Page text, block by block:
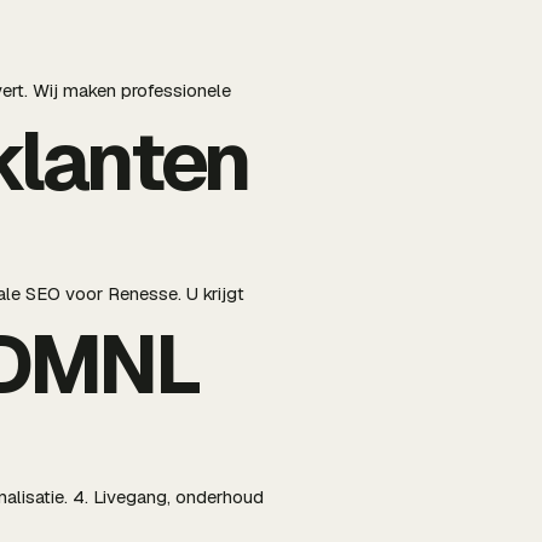
Wij maken professionele
SEO voor Renesse. U krijgt
4. Livegang, onderhoud